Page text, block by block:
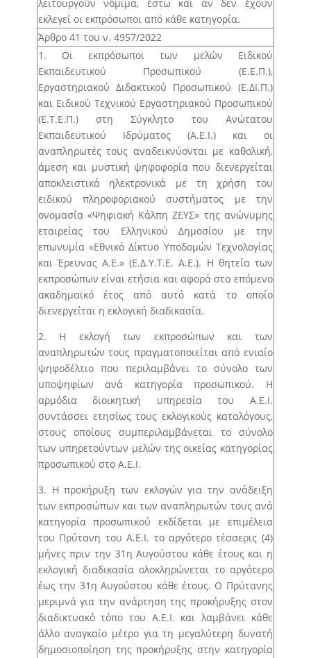
λειτουργούν νόμιμα, έστω και αν δεν έχουν
εκλεγεί οι εκπρόσωποι από κάθε κατηγορία.
Άρθρο 41 του ν. 4957/2022
1. Οι εκπρόσωποι των μελών Ειδικού
Εκπαιδευτικού Προσωπικού (Ε.Ε.Π.),
Εργαστηριακού Διδακτικού Προσωπικού (Ε.ΔΙ.Π.)
και Ειδικού Τεχνικού Εργαστηριακού Προσωπικού
(Ε.Τ.Ε.Π.) στη Σύγκλητο του Ανώτατου
Εκπαιδευτικού Ιδρύματος (Α.Ε.Ι.) και οι
αναπληρωτές τους αναδεικνύονται με καθολική,
άμεση και μυστική ψηφοφορία που διενεργείται
αποκλειστικά ηλεκτρονικά με τη χρήση του
ειδικού πληροφοριακού συστήματος με την
ονομασία «Ψηφιακή Κάλπη ΖΕΥΣ» της ανώνυμης
εταιρείας του Ελληνικού Δημοσίου με την
επωνυμία «Εθνικό Δίκτυο Υποδομών Τεχνολογίας
και Έρευνας Α.Ε.» (Ε.Δ.Υ.Τ.Ε. Α.Ε.). Η θητεία των
εκπροσώπων είναι ετήσια και αφορά στο επόμενο
ακαδημαϊκό έτος από αυτό κατά το οποίο
διενεργείται η εκλογική διαδικασία.
2. Η εκλογή των εκπροσώπων και των
αναπληρωτών τους πραγματοποιείται από ενιαίο
ψηφοδέλτιο που περιλαμβάνει το σύνολο των
υποψηφίων ανά κατηγορία προσωπικού. Η
αρμόδια διοικητική υπηρεσία του Α.Ε.Ι.
συντάσσει ετησίως τους εκλογικούς καταλόγους,
στους οποίους συμπεριλαμβάνεται το σύνολο
των υπηρετούντων μελών της οικείας κατηγορίας
προσωπικού στο Α.Ε.Ι.
3. Η προκήρυξη των εκλογών για την ανάδειξη
των εκπροσώπων και των αναπληρωτών τους ανά
κατηγορία προσωπικού εκδίδεται με επιμέλεια
του Πρύτανη του Α.Ε.Ι. το αργότερο τέσσερις (4)
μήνες πριν την 31η Αυγούστου κάθε έτους και η
εκλογική διαδικασία ολοκληρώνεται το αργότερο
έως την 31η Αυγούστου κάθε έτους. Ο Πρύτανης
μεριμνά για την ανάρτηση της προκήρυξης στον
διαδικτυακό τόπο του Α.Ε.Ι. και λαμβάνει κάθε
άλλο αναγκαίο μέτρο για τη μεγαλύτερη δυνατή
δημοσιοποίηση της προκήρυξης στην κατηγορία